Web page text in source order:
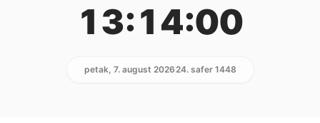
13:14:00
petak, 7. august 202624. safer 1448